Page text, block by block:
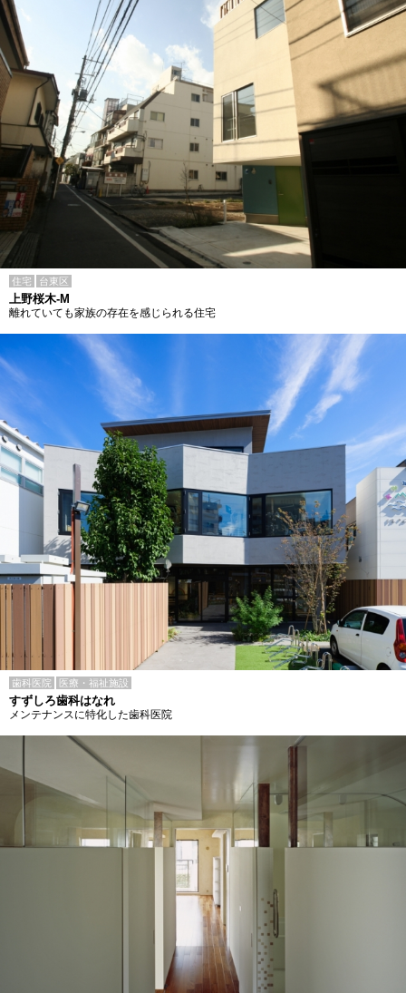
住宅 台東区
上野桜木-M
離れていても家族の存在を感じられる住宅
歯科医院 医療・福祉施設
すずしろ歯科はなれ
メンテナンスに特化した歯科医院